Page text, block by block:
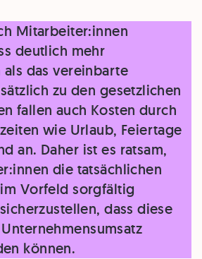
Mitarbeiter:innen
deutlich mehr
das vereinbarte
zu den gesetzlichen
fallen auch Kosten durch
wie Urlaub, Feiertage
an. Daher ist es ratsam,
die tatsächlichen
Vorfeld sorgfältig
dass diese
können.